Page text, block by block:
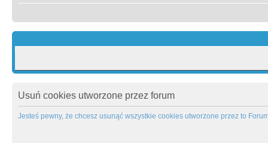
Usuń cookies utworzone przez forum
Jesteś pewny, że chcesz usunąć wszystkie cookies utworzone przez to